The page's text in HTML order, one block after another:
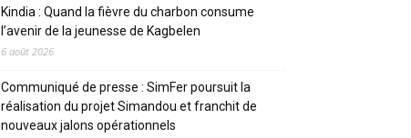
Kindia : Quand la fièvre du charbon consume
l’avenir de la jeunesse de Kagbelen
6 août 2026
Communiqué de presse : SimFer poursuit la
réalisation du projet Simandou et franchit de
nouveaux jalons opérationnels